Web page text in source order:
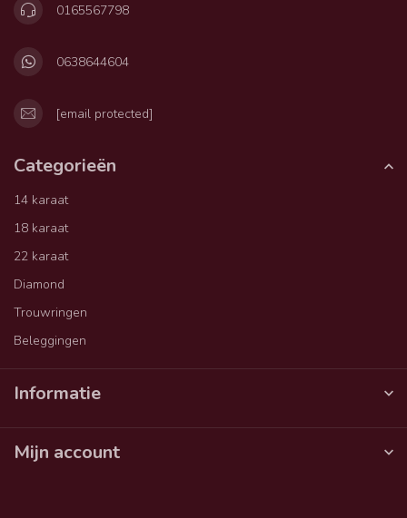
0165567798
0638644604
[email protected]
Categorieën
14 karaat
18 karaat
22 karaat
Diamond
Trouwringen
Beleggingen
Informatie
Mijn account